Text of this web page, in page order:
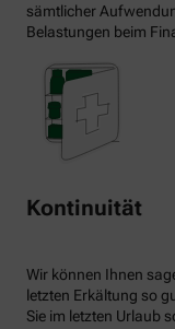
sämtlicher
Belastungen beim
Kontinuität
Wir können Ihnen
letzten Erkältung so
Sie im letzten Urlaub